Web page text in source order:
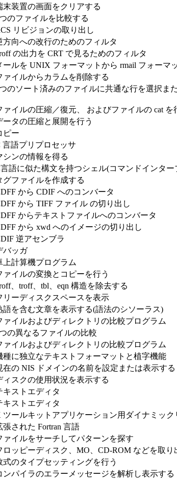
末装置の画面をクリアする
のファイルを比較する
リビジョンの取り出し
方向への改行のためのフィルタ
の出力を CRT で見るためのフィルタ
ールを UNIX フォーマットから rmail フォーマ
ァイルからカラムを削除する
のソート済みのファイルに共通な行を選択ま
ァイルの圧縮／復元、 およびファイルの cat を
ータの圧縮と展開を行う
ピー
言語プリプロセッサ
シンの情報を得る
語に似た構文を持つシェル(コマンドインター
グファイルを作成する
から CDIF へのコンバータ
から TIFF ファイル の切り出し
からテキストファイルへのコンバータ
から xwd へのイメージの切り出し
逆アセンブラ
バッガ
上計算機プログラム
ァイルの変換とコピーを行う
、troff、tbl、eqn 構造を除去する
リーディスクスペースを表示
語を含む文章を表示する(語法のシソーラス)
ァイルおよびディレクトリの比較プログラム
の異なるファイルの比較
ァイルおよびディレクトリの比較プログラム
種に独立なテキストフォーマットと植字機能
在の NIS ドメインの名前を設定または表示する
ィスクの使用状況を表示する
キストエディタ
キストエディタ
ツールキットアプリケーション用ダイナミック
張された Fortran 言語
ァイルをサーチしてパターンを探す
ロッピーディスク、MO、CD-ROM などを取り
式のタイプセッティングを行う
ンパイラのエラーメッセージを解析し表示する